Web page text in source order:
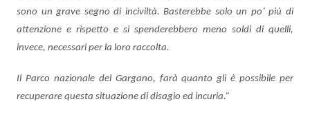
sono un grave segno di inciviltà. Basterebbe solo un po’ più di
attenzione e rispetto e si spenderebbero meno soldi di quelli,
invece, necessari per la loro raccolta.
Il Parco nazionale del Gargano, farà quanto gli è possibile per
recuperare questa situazione di disagio ed incuria.”